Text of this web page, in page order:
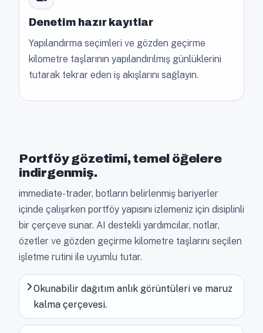
Denetim hazır kayıtlar
Yapılandırma seçimleri ve gözden geçirme
kilometre taşlarının yapılandırılmış günlüklerini
tutarak tekrar eden iş akışlarını sağlayın.
Portföy gözetimi, temel öğelere
indirgenmiş.
immediate-trader, botların belirlenmiş bariyerler
içinde çalışırken portföy yapısını izlemeniz için disiplinli
bir çerçeve sunar. AI destekli yardımcılar, notlar,
özetler ve gözden geçirme kilometre taşlarını seçilen
işletme rutini ile uyumlu tutar.
Okunabilir dağıtım anlık görüntüleri ve maruz
kalma çerçevesi.